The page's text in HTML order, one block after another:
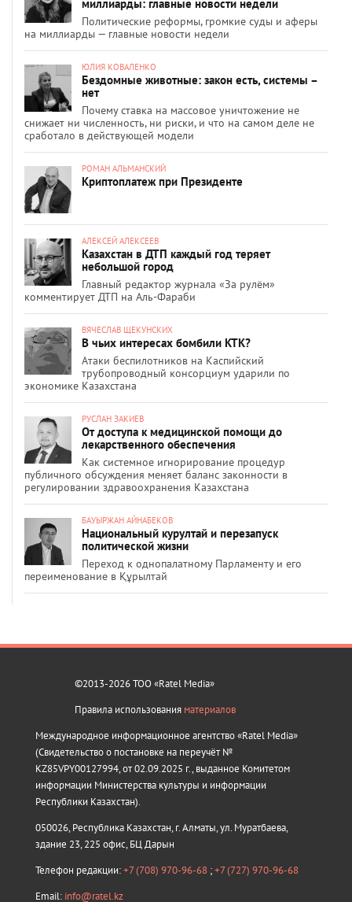
миллиарды: главные новости недели
Политические реформы, громкие суды и аферы
на миллиарды — главные новости недели
ЮЛИЯ КОВАЛЕНКО
Бездомные животные: закон есть, системы –
нет
Почему ставка на массовое уничтожение не
снижает ни численность, ни риски, и что на самом деле не
сработало в действующей модели
РОМАН АЛЬМАНСКИЙ
Криптоплатеж при Президенте
АЛЕКСЕЙ АЛЕКСЕЕВ
Казахстан в ДТП каждый год теряет
небольшой город
Главный редактор журнала «За рулём»
комментирует ДТП на Аль-Фараби
ВЯЧЕСЛАВ ЩЕКУНСКИХ
В чьих интересах бомбили КТК?
Атаки беспилотников на Каспийский
трубопроводный консорциум ударили по
экономике Казахстана
РУСЛАН ЗАКИЕВ
От доступа к медицинской помощи до
лекарственного обеспечения
Как системное игнорирование процедур
публичного обсуждения меняет баланс законности в
регулировании здравоохранения Казахстана
БАУЫРЖАН АЙНАБЕКОВ
Национальный курултай и перезапуск
политической жизни
Переход к однопалатному Парламенту и его
переименование в Құрылтай
©2013-2026 ТОО «Ratel Media»
Правила использования материалов
Международное информационное агентство «Ratel Media»
(Свидетельство о постановке на переучёт №
KZ85VPY00127994, от 02.09.2025 г., выданное Комитетом
информации Министерства культуры и информации
Республики Казахстан).
050026, Республика Казахстан, г. Алматы, ул. Муратбаева,
здание 23, 225 офис, БЦ Дарын
Телефон редакции:+7 (708) 970-96-68 ;+7 (727) 970-96-68
Email: info@ratel.kz